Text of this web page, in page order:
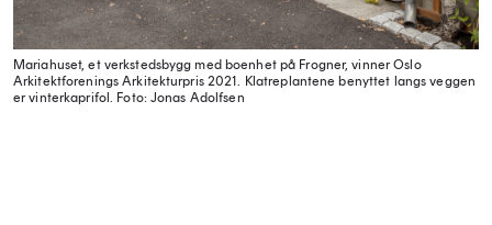
Mariahuset, et verkstedsbygg med boenhet på Frogner, vinner Oslo
Arkitektforenings Arkitekturpris 2021. Klatreplantene benyttet langs veggen
er vinterkaprifol. Foto: Jonas Adolfsen